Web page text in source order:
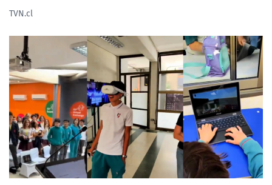
PROGRAMAS
TELESERIES
NTV
ACTUALIDAD Y TENDENCIAS
CORPORATIVO Y TRANSPARENCIA
CANAL DE DENUNCIAS
TVN.cl